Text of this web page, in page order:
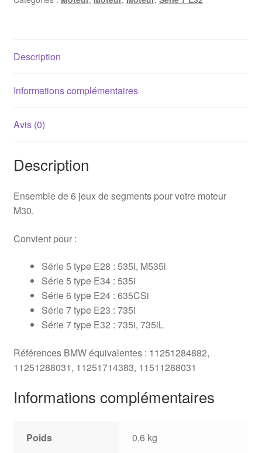
(92mm)
Description
Informations complémentaires
Avis (0)
Description
Ensemble de 6 jeux de segments pour votre moteur
M30.
Convient pour :
Série 5 type E28 : 535i, M535i
Série 5 type E34 : 535i
Série 6 type E24 : 635CSi
Série 7 type E23 : 735i
Série 7 type E32 : 735i, 735iL
Références BMW équivalentes : 11251284882,
11251288031, 11251714383, 11511288031
Informations complémentaires
Poids 0,6 kg